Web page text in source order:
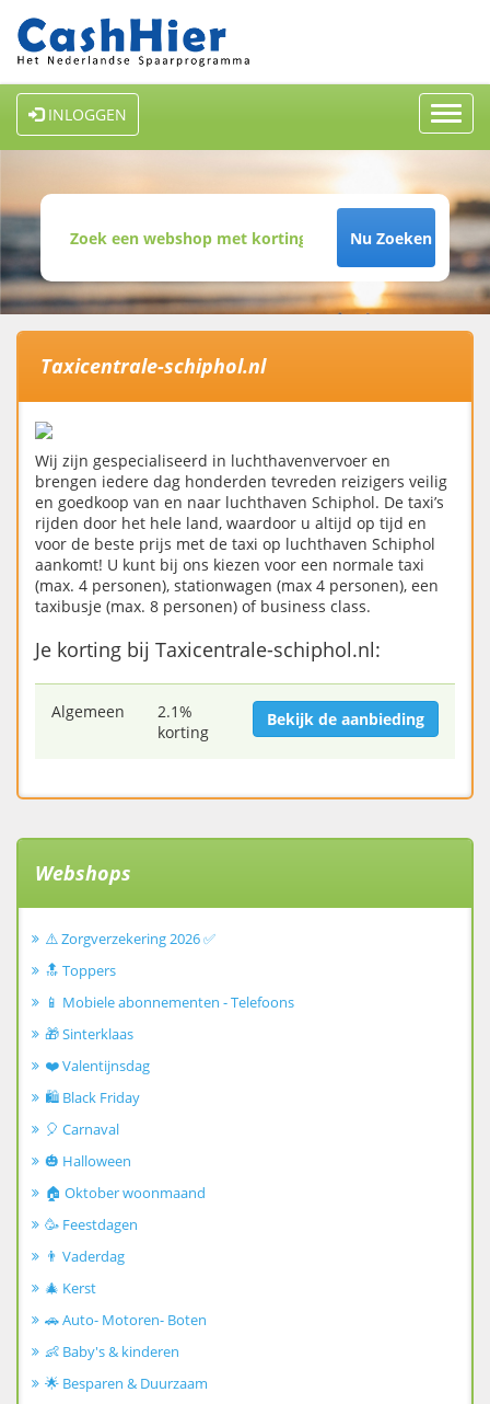
INLOGGEN
Nu Zoeken
Taxicentrale-schiphol.nl
Wij zijn gespecialiseerd in luchthavenvervoer en
brengen iedere dag honderden tevreden reizigers veilig
en goedkoop van en naar luchthaven Schiphol. De taxi’s
rijden door het hele land, waardoor u altijd op tijd en
voor de beste prijs met de taxi op luchthaven Schiphol
aankomt! U kunt bij ons kiezen voor een normale taxi
(max. 4 personen), stationwagen (max 4 personen), een
taxibusje (max. 8 personen) of business class.
Je korting bij Taxicentrale-schiphol.nl:
Algemeen
2.1%
korting
Bekijk de aanbieding
Webshops
⚠️ Zorgverzekering 2026 ✅
🔝 Toppers
📱 Mobiele abonnementen - Telefoons
🎁 Sinterklaas
❤️ Valentijnsdag
🛍️ Black Friday
🎈 Carnaval
🎃 Halloween
🏠 Oktober woonmaand
🥳 Feestdagen
👨 Vaderdag
🎄 Kerst
🚗 Auto- Motoren- Boten
👶 Baby's & kinderen
🌟 Besparen & Duurzaam